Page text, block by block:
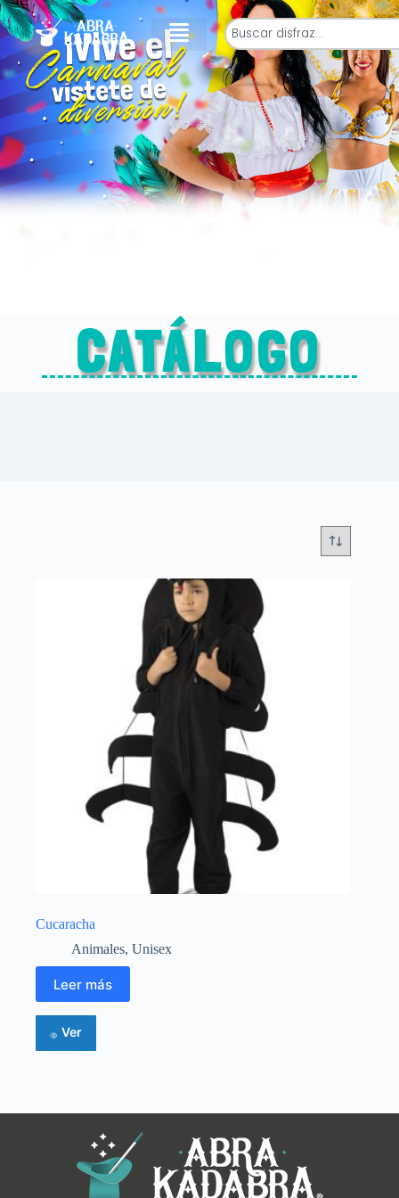
CATÁLOGO
Cucaracha
Animales, Unisex
Leer más
Ver